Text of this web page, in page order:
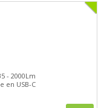
- 2000Lm
en USB-C